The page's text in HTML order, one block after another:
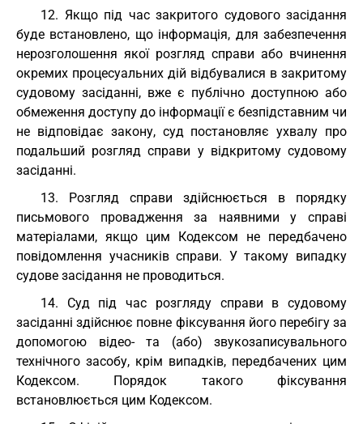
12. Якщо під час закритого судового засідання
буде встановлено, що інформація, для забезпечення
нерозголошення якої розгляд справи або вчинення
окремих процесуальних дій відбувалися в закритому
судовому засіданні, вже є публічно доступною або
обмеження доступу до інформації є безпідставним чи
не відповідає закону, суд постановляє ухвалу про
подальший розгляд справи у відкритому судовому
засіданні.
13. Розгляд справи здійснюється в порядку
письмового провадження за наявними у справі
матеріалами, якщо цим Кодексом не передбачено
повідомлення учасників справи. У такому випадку
судове засідання не проводиться.
14. Суд під час розгляду справи в судовому
засіданні здійснює повне фіксування його перебігу за
допомогою відео- та (або) звукозаписувального
технічного засобу, крім випадків, передбачених цим
Кодексом. Порядок такого фіксування
встановлюється цим Кодексом.